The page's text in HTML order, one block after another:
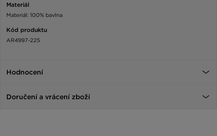
Materiál
Materiál: 100% bavlna
Kód produktu
AR4997-225
Hodnocení
Doručení a vrácení zboží